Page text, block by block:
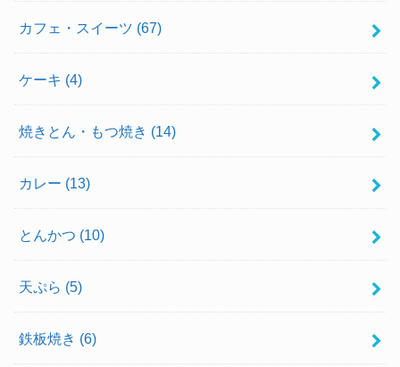
カフェ・スイーツ (67)
ケーキ (4)
焼きとん・もつ焼き (14)
カレー (13)
とんかつ (10)
天ぷら (5)
鉄板焼き (6)